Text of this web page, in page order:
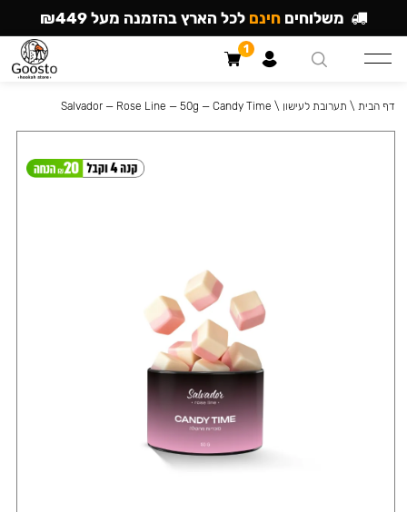
דף הבית \ תערובת לעישון \
Salvador — Rose Line — 50g — Candy Time
משלוחים חינם לכל הארץ בהזמנה מעל ₪449
1